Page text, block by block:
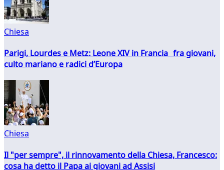
Chiesa
Parigi, Lourdes e Metz: Leone XIV in Francia fra giovani,
culto mariano e radici d’Europa
Chiesa
Il "per sempre", il rinnovamento della Chiesa, Francesco:
cosa ha detto il Papa ai giovani ad Assisi